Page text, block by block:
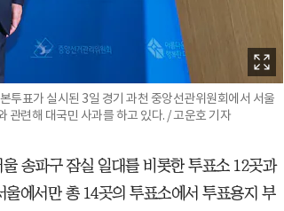
투표가 실시된 3일 경기 과천 중앙선관위원회에서 서울
관련해 대국민 사과를 하고 있다. / 고운호 기자
송파구 잠실 일대를 비롯한 투표소 12곳과
에서만 총 14곳의 투표소에서 투표용지 부